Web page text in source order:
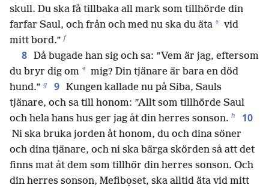
skull. Du ska få tillbaka all mark som tillhörde din
farfar Saul, och från och med nu ska du äta * vid
mitt bord.” f
8 Då bugade han sig och sa: ”Vem är jag, eftersom
du bryr dig om * mig? Din tjänare är bara en död
hund.” g 9 Kungen kallade nu på Siba, Sauls
tjänare, och sa till honom: ”Allt som tillhörde Saul
och hela hans hus ger jag åt din herres sonson. h 10
Ni ska bruka jorden åt honom, du och dina söner
och dina tjänare, och ni ska bärga skörden så att det
finns mat åt dem som tillhör din herres sonson. Och
din herres sonson, Mefibọset, ska alltid äta vid mitt